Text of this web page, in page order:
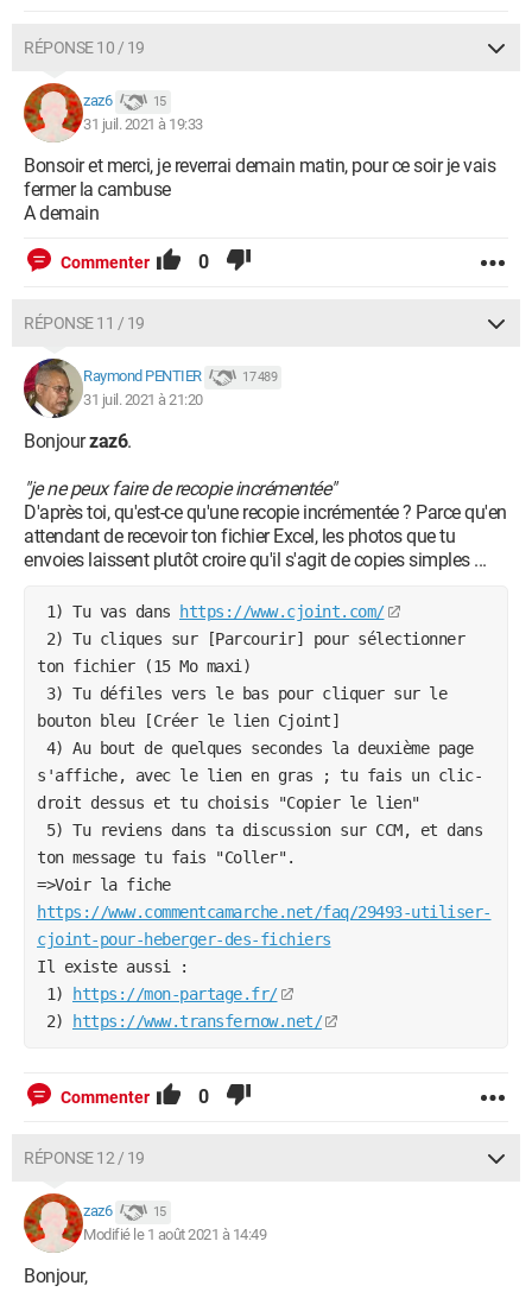
RÉPONSE 10 / 19
zaz6 15
31 juil. 2021 à 19:33
Bonsoir et merci, je reverrai demain matin, pour ce soir je vais
fermer la cambuse
A demain
Commenter 0
RÉPONSE 11 / 19
Raymond PENTIER 17 489
31 juil. 2021 à 21:20
Bonjourzaz6.
"je ne peux faire de recopie incrémentée"
D'après toi, qu'est-ce qu'une recopie incrémentée ? Parce qu'en
attendant de recevoir ton fichier Excel, les photos que tu
envoies laissent plutôt croire qu'il s'agit de copies simples ...
1) Tu vas dans https://www.cjoint.com/
ton fichier (15 Mo maxi)
bouton bleu [Créer le lien Cjoint]
s'affiche, avec le lien en gras ; tu fais un clic-
droit dessus et tu choisis "Copier le lien"
ton message tu fais "Coller".
=>Voir la fiche
https://www.commentcamarche.net/faq/29493-utiliser-
cjoint-pour-heberger-des-fichiers
Il existe aussi :
1) https://mon-partage.fr/
2) https://www.transfernow.net/
Commenter 0
RÉPONSE 12 / 19
zaz6 15
Modifié le 1 août 2021 à 14:49
Bonjour,